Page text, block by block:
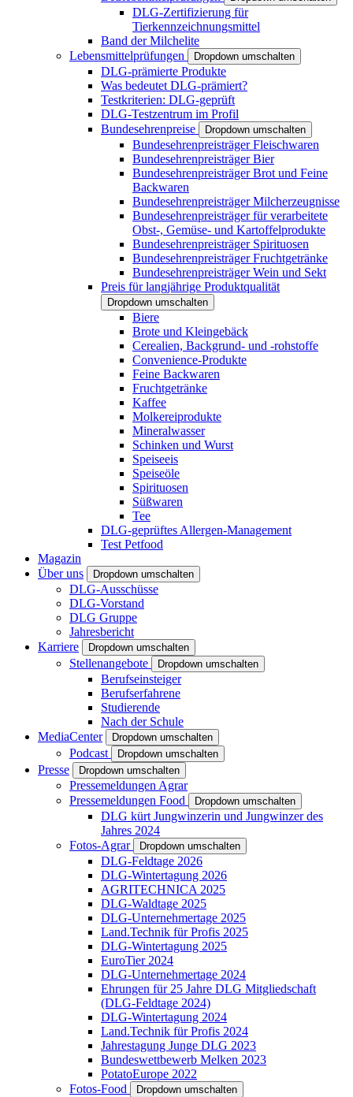
DLG-Zertifizierung für
Tierkennzeichnungsmittel
Band der Milchelite
Lebensmittelprüfungen
Dropdown umschalten
DLG-prämierte Produkte
Was bedeutet DLG-prämiert?
Testkriterien: DLG-geprüft
DLG-Testzentrum im Profil
Bundesehrenpreise
Dropdown umschalten
Bundesehrenpreisträger Fleischwaren
Bundesehrenpreisträger Bier
Bundesehrenpreisträger Brot und Feine
Backwaren
Bundesehrenpreisträger Milcherzeugnisse
Bundesehrenpreisträger für verarbeitete
Obst-, Gemüse- und Kartoffelprodukte
Bundesehrenpreisträger Spirituosen
Bundesehrenpreisträger Fruchtgetränke
Bundesehrenpreisträger Wein und Sekt
Preis für langjährige Produktqualität
Dropdown umschalten
Biere
Brote und Kleingebäck
Cerealien, Backgrund- und -rohstoffe
Convenience-Produkte
Feine Backwaren
Fruchtgetränke
Kaffee
Molkereiprodukte
Mineralwasser
Schinken und Wurst
Speiseeis
Speiseöle
Spirituosen
Süßwaren
Tee
DLG-geprüftes Allergen-Management
Test Petfood
Magazin
Über uns
Dropdown umschalten
DLG-Ausschüsse
DLG-Vorstand
DLG Gruppe
Jahresbericht
Karriere
Dropdown umschalten
Stellenangebote Dropdown umschalten
Berufseinsteiger
Berufserfahrene
Studierende
Nach der Schule
MediaCenter
Dropdown umschalten
Podcast Dropdown umschalten
Presse Dropdown umschalten
Pressemeldungen Agrar
Pressemeldungen Food
Dropdown umschalten
DLG kürt Jungwinzerin und Jungwinzer des
Jahres 2024
Fotos-Agrar
Dropdown umschalten
DLG-Feldtage 2026
DLG-Wintertagung 2026
AGRITECHNICA 2025
DLG-Waldtage 2025
DLG-Unternehmertage 2025
Land.Technik für Profis 2025
DLG-Wintertagung 2025
EuroTier 2024
DLG-Unternehmertage 2024
Ehrungen für 25 Jahre DLG Mitgliedschaft
(DLG-Feldtage 2024)
DLG-Wintertagung 2024
Land.Technik für Profis 2024
Jahrestagung Junge DLG 2023
Bundeswettbewerb Melken 2023
PotatoEurope 2022
Fotos-Food
Dropdown umschalten